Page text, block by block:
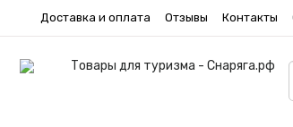
Доставка и оплата Отзывы Контакты